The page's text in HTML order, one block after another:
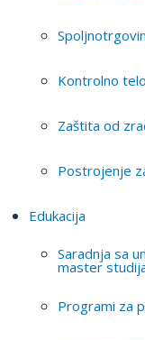
Kontrolno telo
Zaštita od
Postrojenje
Edukacija
Saradnja sa
master
Programi za